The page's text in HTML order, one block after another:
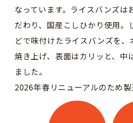
なっています。ライスバンズは
だわり、国産こしひかり使用。
どで味付けたライスバンズを、
焼き上げ、表面はカリッと、中
ました。
2026年春リニューアルのため